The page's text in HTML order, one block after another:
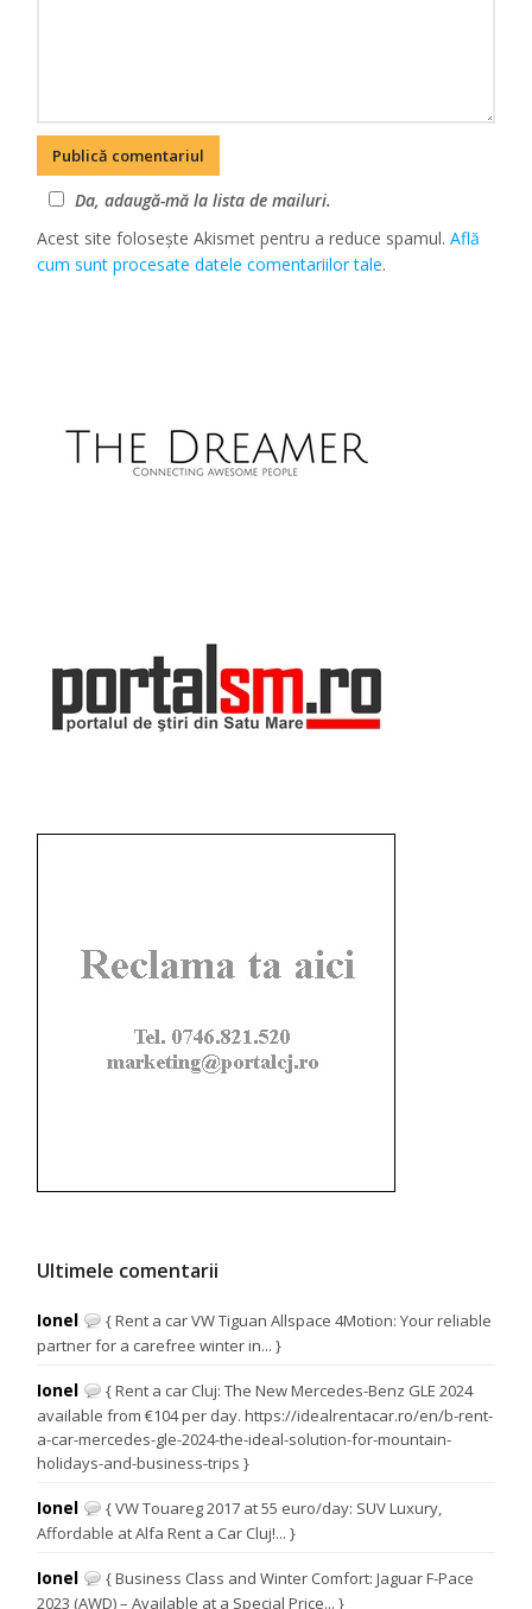
Da, adaugă-mă la lista de mailuri.
Acest site folosește Akismet pentru a reduce spamul.Află
cum sunt procesate datele comentariilor tale.
Ultimele comentarii
Ionel
{ Rent a car VW Tiguan Allspace 4Motion: Your reliable
partner for a carefree winter in... }
Ionel
{ Rent a car Cluj: The New Mercedes-Benz GLE 2024
available from €104 per day. https://idealrentacar.ro/en/b-rent-
a-car-mercedes-gle-2024-the-ideal-solution-for-mountain-
holidays-and-business-trips }
Ionel
{ VW Touareg 2017 at 55 euro/day: SUV Luxury,
Affordable at Alfa Rent a Car Cluj!... }
Ionel
{ Business Class and Winter Comfort: Jaguar F-Pace
2023 (AWD) – Available at a Special Price... }